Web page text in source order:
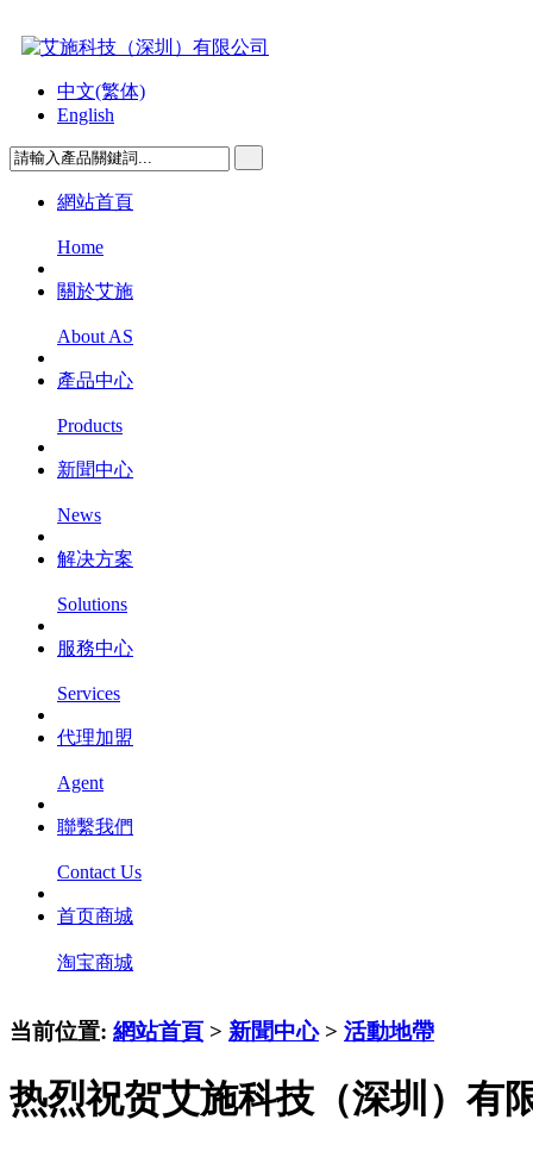
中文(繁体)
English
網站首頁
Home
關於艾施
About AS
產品中心
Products
新聞中心
News
解决方案
Solutions
服務中心
Services
代理加盟
Agent
聯繫我們
Contact Us
首页商城
淘宝商城
当前位置: 網站首頁 > 新聞中心> 活動地帶
热烈祝贺艾施科技（深圳）有